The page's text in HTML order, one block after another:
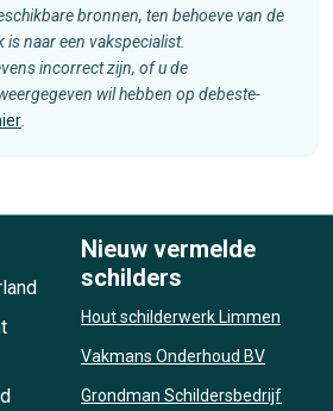
bronnen, ten behoeve van de
naar een vakspecialist.
incorrect zijn, of u de
wil hebben op debeste-
Nieuw vermelde
schilders
Hout schilderwerk Limmen
Vakmans Onderhoud BV
Grondman Schildersbedrijf